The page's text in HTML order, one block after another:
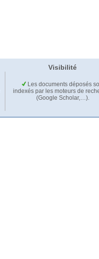
Visibilité
Les documents déposés
indexés par les moteurs de
(Google Scholar,…).